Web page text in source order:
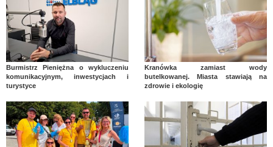
Burmistrz Pieniężna o wykluczeniu
komunikacyjnym, inwestycjach i
turystyce
Kranówka zamiast wody
butelkowanej. Miasta stawiają na
zdrowie i ekologię